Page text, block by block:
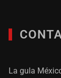
La gula